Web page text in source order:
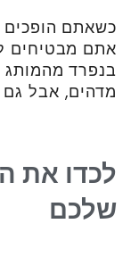
כשאתם
אתם מבטיחים
בנפרד מהמותג
מדהים, אבל גם
לכדו את
שלכם